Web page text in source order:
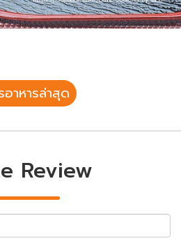
าหารล่าสุด
Review